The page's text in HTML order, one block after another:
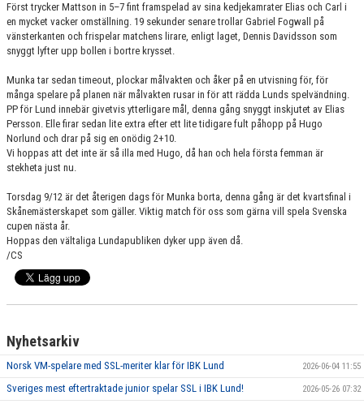
Först trycker Mattson in 5–7 fint framspelad av sina kedjekamrater Elias och Carl i
en mycket vacker omställning. 19 sekunder senare trollar Gabriel Fogwall på
vänsterkanten och frispelar matchens lirare, enligt laget, Dennis Davidsson som
snyggt lyfter upp bollen i bortre krysset.
Munka tar sedan timeout, plockar målvakten och åker på en utvisning för, för
många spelare på planen när målvakten rusar in för att rädda Lunds spelvändning.
PP för Lund innebär givetvis ytterligare mål, denna gång snyggt inskjutet av Elias
Persson. Elle firar sedan lite extra efter ett lite tidigare fult påhopp på Hugo
Norlund och drar på sig en onödig 2+10.
Vi hoppas att det inte är så illa med Hugo, då han och hela första femman är
stekheta just nu.
Torsdag 9/12 är det återigen dags för Munka borta, denna gång är det kvartsfinal i
Skånemästerskapet som gäller. Viktig match för oss som gärna vill spela Svenska
cupen nästa år.
Hoppas den vältaliga Lundapubliken dyker upp även då.
/CS
Nyhetsarkiv
Norsk VM-spelare med SSL-meriter klar för IBK Lund 2026-06-04 11:55
Sveriges mest eftertraktade junior spelar SSL i IBK Lund! 2026-05-26 07:32